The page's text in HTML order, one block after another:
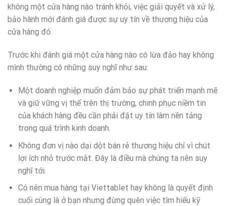
không một cửa hàng nào tránh khỏi, việc giải quyết và xử lý,
bảo hành mới đánh giá được sự uy tín về thương hiệu của
cửa hàng đó.
Trước khi đánh giá một cửa hàng nào có lừa đảo hay không
mình thường có những suy nghĩ như sau:
Một doanh nghiệp muốn đảm bảo sự phát triển mạnh mẽ
và giữ vững vị thế trên thị trường, chinh phục niềm tin
của khách hàng đều cần phải đặt uy tín làm nền tảng
trong quá trình kinh doanh.
Không đơn vị nào dại dột bán rẻ thương hiệu chỉ vì chút
lợi ích nhỏ trước mắt. Đây là điều mà chúng ta nên suy
nghĩ tới.
Có nên mua hàng tại Viettablet hay không là quyết định
cuối cùng là ở bạn nhưng đừng quên việc tìm hiểu kỹ